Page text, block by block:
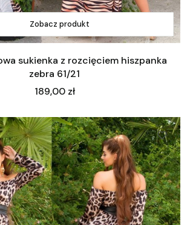
Zobacz produkt
sukienka z rozcięciem hiszpanka
zebra 61/21
Cena
189,00 zł